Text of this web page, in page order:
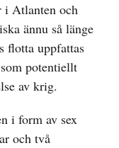
i Atlanten och
ännu så länge
flotta uppfattas
potentiellt
av krig.
i form av sex
och två